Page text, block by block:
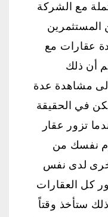
مع الشركة
المستثمرين
عقارات مع
أن ذلك
مشاهدة عدة
في الحقيقة
تزور عقار
نفسك من
لدى نفس
كل العقارات
ستأخذ وقتاً